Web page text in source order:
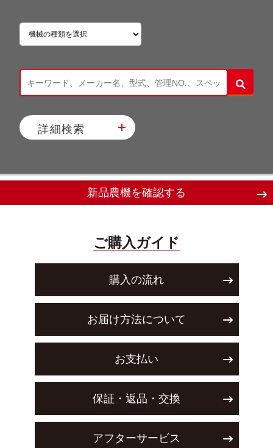
詳細検索
新品農機を確認する
ご購入ガイド
購入の流れ
お届け方法について
お支払い
保証・返品・交換
アフターサービス